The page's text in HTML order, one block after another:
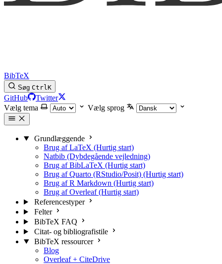
BibTeX
Søg CtrlK
GitHub
Twitter
Vælg tema
Vælg sprog
Grundlæggende
Brug af LaTeX (Hurtig start)
Natbib (Dybdegående vejledning)
Brug af BibLaTeX (Hurtig start)
Brug af Quarto (RStudio/Posit) (Hurtig start)
Brug af R Markdown (Hurtig start)
Brug af Overleaf (Hurtig start)
Referencestyper
Felter
BibTeX FAQ
Citat- og bibliografistile
BibTeX ressourcer
Blog
Overleaf + CiteDrive